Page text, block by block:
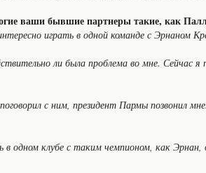
ваши бывшие партнеры такие, как
играть в одной команде с Эрнаном
ли была проблема во мне. Сейчас я
с ним, президент Пармы позвонил
одном клубе с таким чемпионом, как Эрнан,